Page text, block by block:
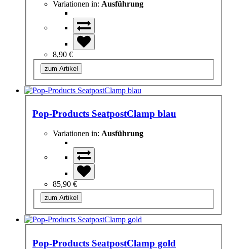
Variationen in: Ausführung
8,90 €
zum Artikel
Pop-Products SeatpostClamp blau
Variationen in: Ausführung
85,90 €
zum Artikel
Pop-Products SeatpostClamp gold